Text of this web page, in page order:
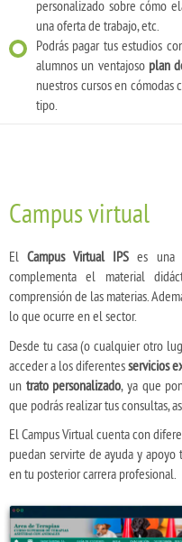
personalizado sobre cómo
una oferta de trabajo, etc.
Podrás pagar tus estudios
alumnos un ventajoso plan
nuestros cursos en
tipo.
Campus virtual
ElCampus Virtual IPS es una
complementa el material
comprensión de las materias.
lo que ocurre en el sector.
Desde tu casa (o cualquier otro
acceder a los diferentesservicios
un trato personalizado, ya que
que podrás realizar tus consultas,
El Campus Virtual cuenta con
puedan servirte de ayuda y
en tu posterior carrera profesional.